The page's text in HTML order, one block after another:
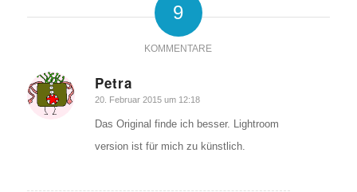
9
KOMMENTARE
Petra
sagte:
20. Februar 2015 um 12:18
Das Original finde ich besser. Lightroom
version ist für mich zu künstlich.